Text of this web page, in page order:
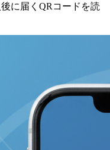
に届くQRコードを読